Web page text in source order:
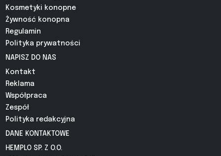
Kosmetyki konopne
Żywność konopna
Regulamin
Polityka prywatności
NAPISZ DO NAS
Kontakt
Reklama
Współpraca
Zespół
Polityka redakcyjna
DANE KONTAKTOWE
HEMPLO SP. Z O.O.